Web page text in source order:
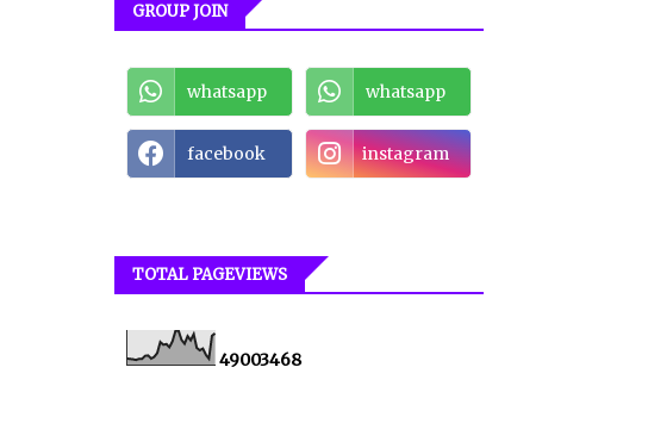
GROUP JOIN
whatsapp whatsapp
facebook instagram
TOTAL PAGEVIEWS
49003468